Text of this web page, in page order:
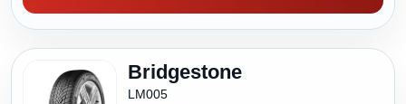
Bridgestone
LM005